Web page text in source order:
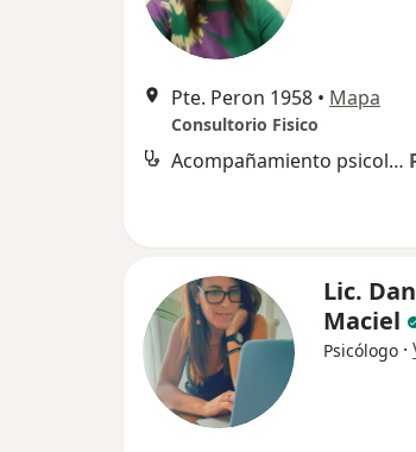
Pte. Peron 1958 • Mapa
Consultorio Fisico
Acompañamiento psicológico
Lic.
Maciel
Psicólogo ·